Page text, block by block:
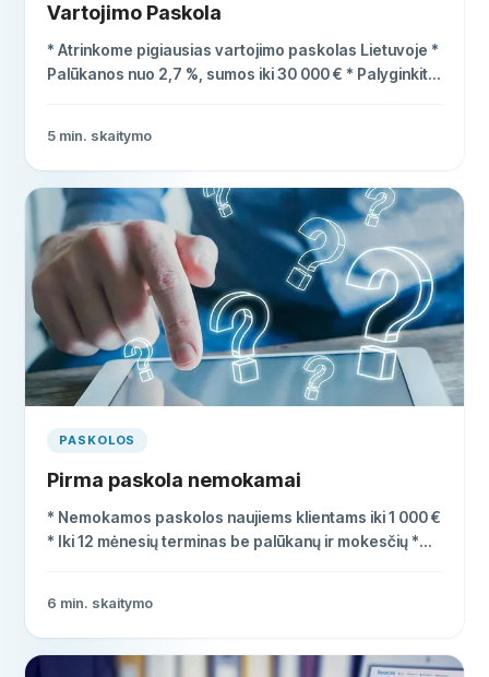
Vartojimo Paskola
* Atrinkome pigiausias vartojimo paskolas Lietuvoje *
Palūkanos nuo 2,7 %, sumos iki 30 000 € * Palyginkite
5 min. skaitymo
PASKOLOS
Pirma paskola nemokamai
* Nemokamos paskolos naujiems klientams iki 1 000 €
* Iki 12 mėnesių terminas be palūkanų ir mokesčių *
6 min. skaitymo